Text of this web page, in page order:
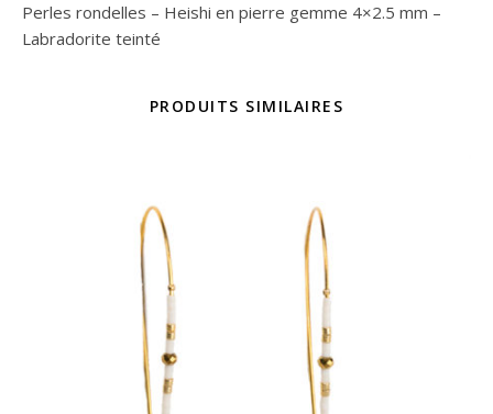
Perles rondelles – Heishi en pierre gemme 4×2.5 mm –
Labradorite teinté
PRODUITS SIMILAIRES